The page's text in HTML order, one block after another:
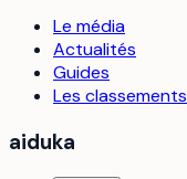
Le média
Actualités
Guides
Les classements
aiduka